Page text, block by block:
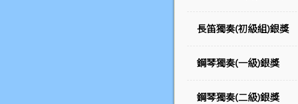
長笛獨奏(初級組)銀獎
鋼琴獨奏(一級)銀獎
鋼琴獨奏(二級)銀獎